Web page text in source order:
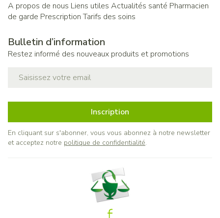
A propos de nous Liens utiles Actualités santé Pharmacien
de garde Prescription Tarifs des soins
Bulletin d’information
Restez informé des nouveaux produits et promotions
Inscription
En cliquant sur s'abonner, vous vous abonnez à notre newsletter
et acceptez notre politique de confidentialité.